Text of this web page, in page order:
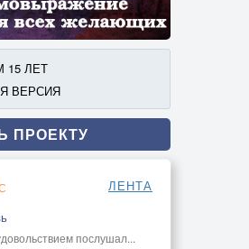
ЛЕТ
ВЕРСИЯ
ПРОЕКТУ
ЛЕНТА
послушал...